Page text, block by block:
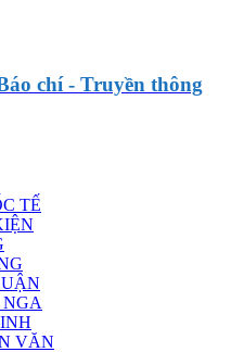
chí - Truyền thông
TẾ
VĂN